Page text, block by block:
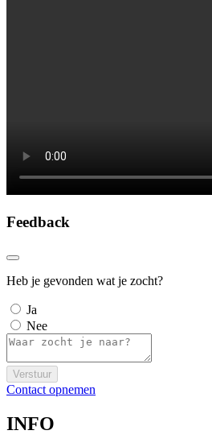
Feedback
Heb je gevonden wat je zocht?
Ja
Nee
Verstuur
Contact opnemen
INFO